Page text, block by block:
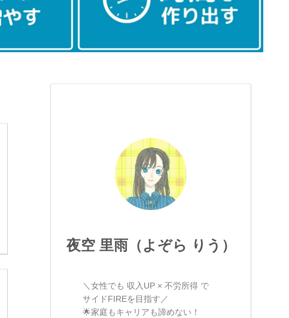
夜空 里雨（よぞら りう）
＼女性でも 収入UP × 不労所得 で
サイドFIREを目指す／
🌟家庭もキャリアも諦めない！